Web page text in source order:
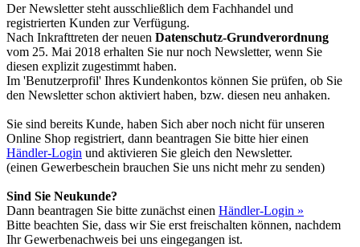
Der Newsletter steht ausschließlich dem Fachhandel und
registrierten Kunden zur Verfügung.
Nach Inkrafttreten der neuen Datenschutz-Grundverordnung
vom 25. Mai 2018 erhalten Sie nur noch Newsletter, wenn Sie
diesen explizit zugestimmt haben.
Im 'Benutzerprofil' Ihres Kundenkontos können Sie prüfen, ob Sie
den Newsletter schon aktiviert haben, bzw. diesen neu anhaken.
Sie sind bereits Kunde, haben Sich aber noch nicht für unseren
Online Shop registriert, dann beantragen Sie bitte hier einen
Händler-Login und aktivieren Sie gleich den Newsletter.
(einen Gewerbeschein brauchen Sie uns nicht mehr zu senden)
Sind Sie Neukunde?
Dann beantragen Sie bitte zunächst einen Händler-Login »
Bitte beachten Sie, dass wir Sie erst freischalten können, nachdem
Ihr Gewerbenachweis bei uns eingegangen ist.